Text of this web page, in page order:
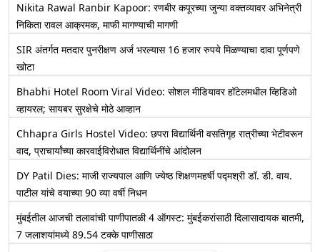
Nikita Rawal Ranbir Kapoor: रणबीर कपूरच्या जुन्या वक्तव्यावर अभिनेत्री
निकिता रावल आक्रमक, माफी मागण्याची मागणी
SIR अंतर्गत मतदार पुनरीक्षण अर्ज भरल्यास 16 हजार रुपये मिळण्याचा दावा पूर्णपणे
खोटा
Bhabhi Hotel Room Viral Video: सोशल मीडियावर हॉटेलमधील व्हिडिओ
व्हायरल; सायबर सुरक्षेचे मोठे आव्हान
Chhapra Girls Hostel Video: छपरा विद्यार्थिनी वसतिगृह रात्रीच्या भेटीवरून
वाद, प्राचार्यांच्या कारवाईविरोधात विद्यार्थिनींचे आंदोलन
DY Patil Dies: माजी राज्यपाल आणि ज्येष्ठ शिक्षणमहर्षी पद्मश्री डॉ. डी. वाय.
पाटील यांचे वयाच्या 90 व्या वर्षी निधन
मुंबईतील आजची तलावांची पाणीपातळी 4 ऑगस्ट: मुंबईकरांसाठी दिलासादायक बातमी,
7 जलाशयांमध्ये 89.54 टक्के पाणीसाठा